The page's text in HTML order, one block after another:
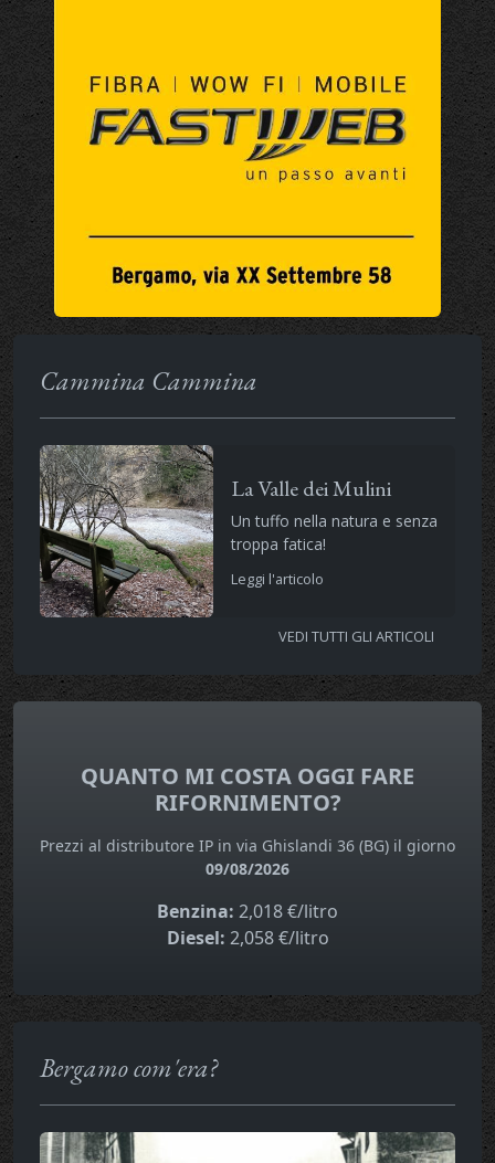
Cammina Cammina
La Valle dei Mulini
Un tuffo nella natura e senza
troppa fatica!
Leggi l'articolo
VEDI TUTTI GLI ARTICOLI
QUANTO MI COSTA OGGI FARE
RIFORNIMENTO?
Prezzi al distributore IP in via Ghislandi 36 (BG) il giorno
09/08/2026
Benzina: 2,018 €/litro
Diesel: 2,058 €/litro
Bergamo com'era?